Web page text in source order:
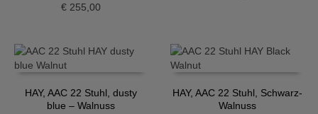
€255,00
HAY, AAC 22 Stuhl, dusty
blue – Walnuss
HAY, AAC 22 Stuhl, Schwarz-
Walnuss